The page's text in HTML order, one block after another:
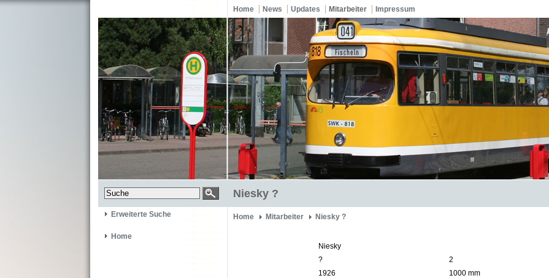
Home News Updates Mitarbeiter Impressum
Niesky ?
Erweiterte Suche
Home
Home Mitarbeiter Niesky ?
Niesky
?
2
1926
1000 mm